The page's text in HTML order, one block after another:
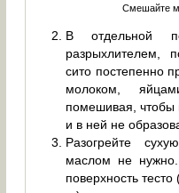
Смешайте
В отдельной
разрыхлителем,
сито постепенно
молоком,
помешивая, чтобы
и в ней не
Разогрейте
маслом не
поверхность тесто